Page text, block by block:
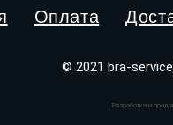
Оплата
© 2021 bra-
Разработка и